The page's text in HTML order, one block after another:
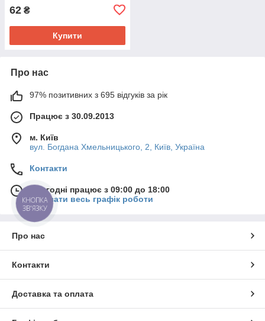
62 ₴
Купити
Про нас
97% позитивних з 695 відгуків за рік
Працює з 30.09.2013
м. Київ
вул. Богдана Хмельницького, 2, Київ, Україна
Контакти
Сьогодні працює з 09:00 до 18:00
Показати весь графік роботи
Про нас
Контакти
Доставка та оплата
КНОПКА
ЗВ'ЯЗКУ